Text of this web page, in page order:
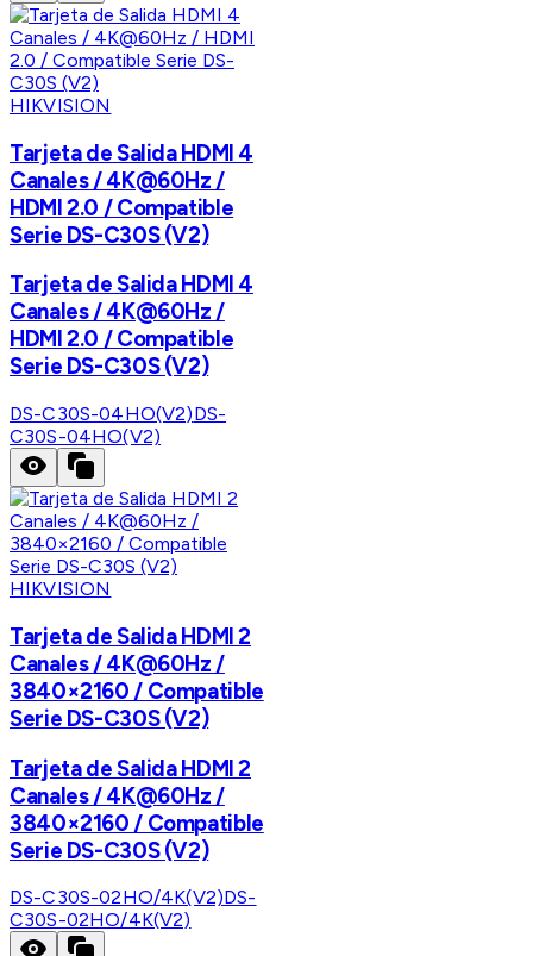
HIKVISION
Tarjeta de Salida HDMI 4
Canales / 4K@60Hz /
HDMI 2.0 / Compatible
Serie DS-C30S (V2)
Tarjeta de Salida HDMI 4
Canales / 4K@60Hz /
HDMI 2.0 / Compatible
Serie DS-C30S (V2)
DS-C30S-04HO(V2)DS-
C30S-04HO(V2)
HIKVISION
Tarjeta de Salida HDMI 2
Canales / 4K@60Hz /
3840×2160 / Compatible
Serie DS-C30S (V2)
Tarjeta de Salida HDMI 2
Canales / 4K@60Hz /
3840×2160 / Compatible
Serie DS-C30S (V2)
DS-C30S-02HO/4K(V2)DS-
C30S-02HO/4K(V2)